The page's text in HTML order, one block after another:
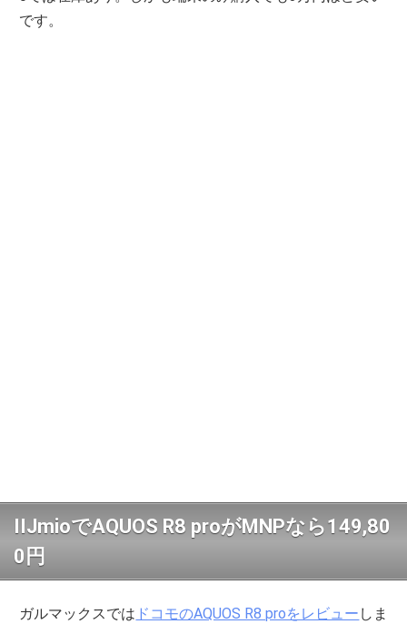
です。
IIJmioでAQUOS R8 proがMNPなら149,80
0円
ガルマックスでは ドコモのAQUOS R8 proをレビュー しま